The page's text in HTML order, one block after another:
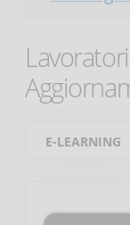
E-LEARNING